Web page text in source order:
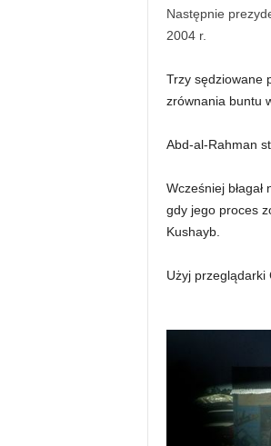
Następnie
2004 r.
Trzy sędziowane
zrównania buntu
Abd-al-Rahman
Wcześniej
gdy jego proces
Kushayb.
Użyj przeglądarki